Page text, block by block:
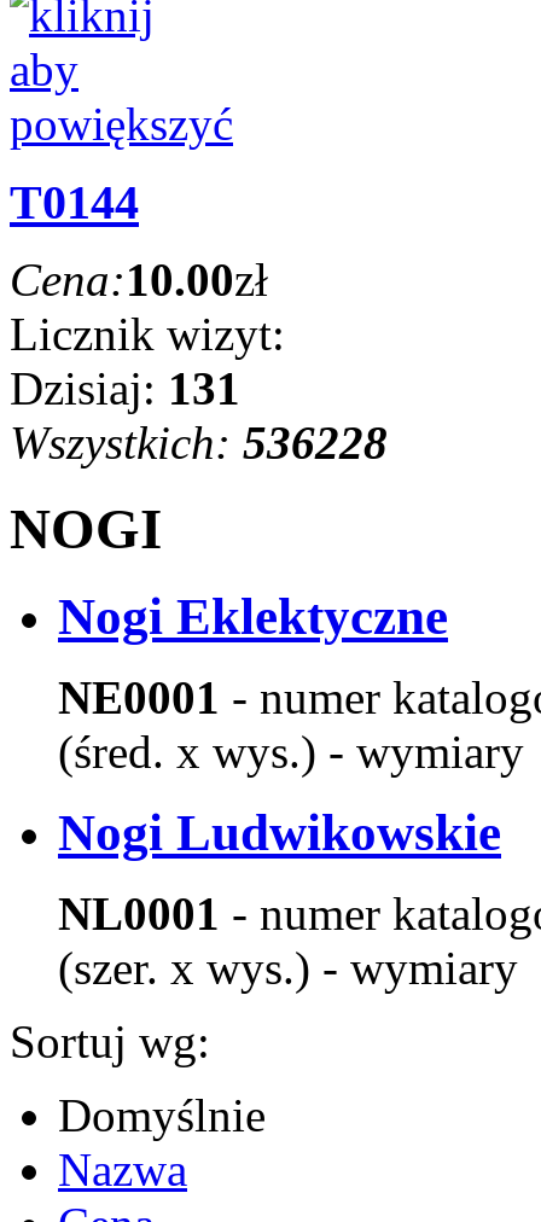
T0144
Cena:10.00zł
Licznik wizyt:
Dzisiaj: 131
Wszystkich: 536228
NOGI
Nogi Eklektyczne
NE0001 - numer
(śred. x wys.) - wymiary
Nogi Ludwikowskie
NL0001 - numer
(szer. x wys.) - wymiary
Sortuj wg:
Domyślnie
Nazwa